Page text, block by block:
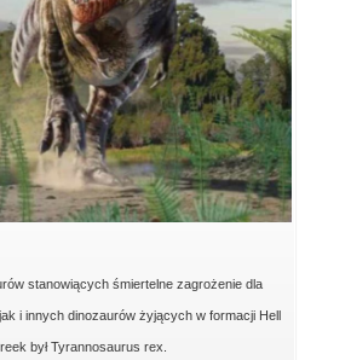
stanowiących śmiertelne zagrożenie dla
i innych dinozaurów żyjących w formacji Hell
był Tyrannosaurus rex.